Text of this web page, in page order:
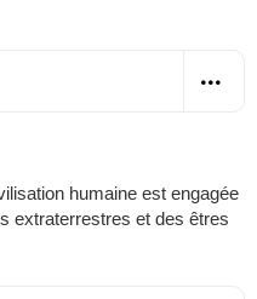
humaine est engagée
extraterrestres et des êtres